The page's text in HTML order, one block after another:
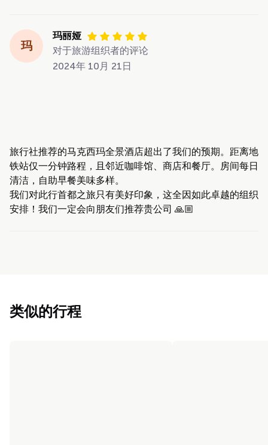
玛
玛丽娅
对于旅游组织者的评论
2024年 10月 21日
旅行社推荐的马克西玛全景酒店超出了我们的预期。距离地
铁站仅一分钟路程，且邻近咖啡馆、商店和餐厅。房间每日
清洁，自助早餐美味多样。
我们对此行首都之旅只有美好印象，这全因如此卓越的组织
安排！我们一定会向朋友们推荐贵公司 🙏🏼
类似的行程